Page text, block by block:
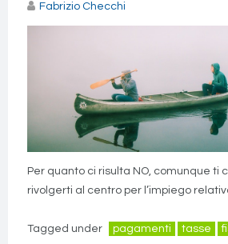
Fabrizio Checchi
Per quanto ci risulta NO, comunque ti
rivolgerti al centro per l’impiego
Tagged under pagamenti tasse